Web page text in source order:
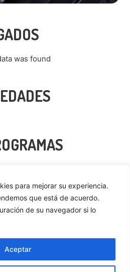
para mejorar su experiencia.
que está de acuerdo.
de su navegador si lo
Aceptar
was found
Cookies
Aviso Legal